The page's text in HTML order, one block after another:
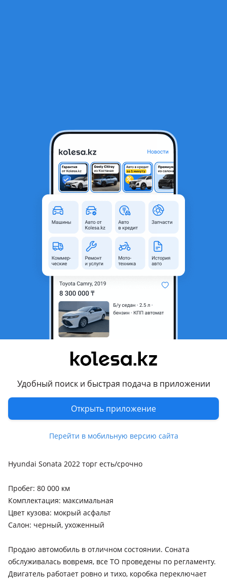
Удобный поиск и быстрая подача в приложении
Открыть приложение
Перейти в мобильную версию сайта
Hyundai Sonata 2022 года
12 000 000 ₸
Объявление находится в архиве и может быть
Алматы, Алматинская
2019 - н.в. 8 поколение
Седан
Объем двигателя, л
77 000 км
Автомат
Привод
Передний привод
Руль
Слева
Растаможен в Казахстане
Да
Hyundai Sonata 2022 торг есть/срочно
Пробег: 80 000 км
Комплектация: максимальная
Цвет кузова: мокрый асфальт
Салон: черный, ухоженный
Продаю автомобиль в отличном состоянии. Соната
обслуживалась вовремя, все ТО проведены по регламенту.
Двигатель работает ровно и тихо, коробка переключает